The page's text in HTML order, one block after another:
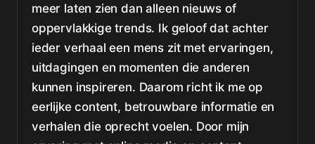
meer laten zien dan alleen nieuws of
oppervlakkige trends. Ik geloof dat achter
ieder verhaal een mens zit met ervaringen,
uitdagingen en momenten die anderen
kunnen inspireren. Daarom richt ik me op
eerlijke content, betrouwbare informatie en
verhalen die oprecht voelen. Door mijn